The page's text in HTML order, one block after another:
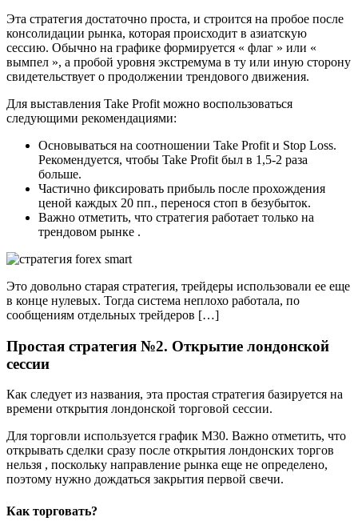
Эта стратегия достаточно проста, и строится на пробое после
консолидации рынка, которая происходит в азиатскую
сессию. Обычно на графике формируется « флаг » или «
вымпел », а пробой уровня экстремума в ту или иную сторону
свидетельствует о продолжении трендового движения.
Для выставления Take Profit можно воспользоваться
следующими рекомендациями:
Основываться на соотношении Take Profit и Stop Loss.
Рекомендуется, чтобы Take Profit был в 1,5-2 раза
больше.
Частично фиксировать прибыль после прохождения
ценой каждых 20 пп., перенося стоп в безубыток.
Важно отметить, что стратегия работает только на
трендовом рынке .
Это довольно старая стратегия, трейдеры использовали ее еще
в конце нулевых. Тогда система неплохо работала, по
сообщениям отдельных трейдеров […]
Простая стратегия №2. Открытие лондонской
сессии
Как следует из названия, эта простая стратегия базируется на
времени открытия лондонской торговой сессии.
Для торговли используется график М30. Важно отметить, что
открывать сделки сразу после открытия лондонских торгов
нельзя , поскольку направление рынка еще не определено,
поэтому нужно дождаться закрытия первой свечи.
Как торговать?